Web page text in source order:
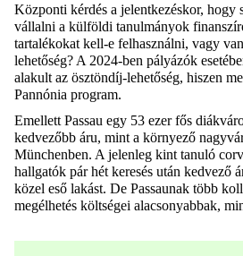
Központi kérdés a jelentkezéskor, hogy
vállalni a külföldi tanulmányok
tartalékokat kell-e felhasználni, vagy
lehetőség? A 2024-ben pályázók
alakult az ösztöndíj-lehetőség, hiszen
Pannónia program.
Emellett Passau egy 53 ezer fős
kedvezőbb áru, mint a környező
Münchenben. A jelenleg kint tanuló
hallgatók pár hét keresés után kedvező
közel eső lakást. De Passaunak több
megélhetés költségei alacsonyabbak,